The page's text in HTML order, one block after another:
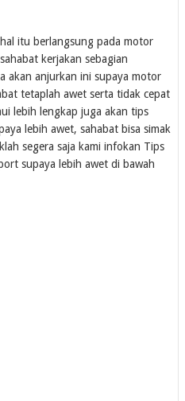
itu berlangsung pada motor
kerjakan sebagian
akan anjurkan ini supaya motor
tetaplah awet serta tidak cepat
lebih lengkap juga akan tips
lebih awet, sahabat bisa simak
segera saja kami infokan Tips
supaya lebih awet di bawah